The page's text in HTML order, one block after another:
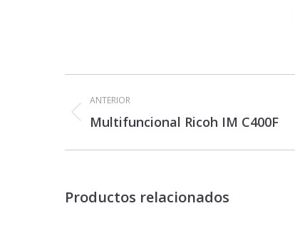
Navegación
entre
proyectos
ANTERIOR
Proyecto
Multifuncional Ricoh IM C400F
Productos relacionados